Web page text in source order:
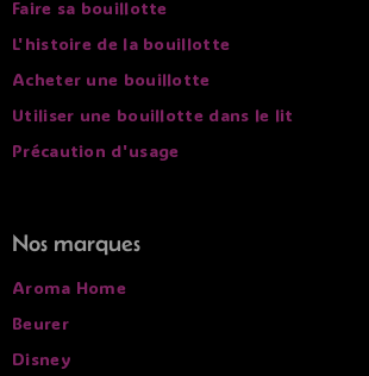
Faire sa bouillotte
L'histoire de la bouillotte
Acheter une bouillotte
Utiliser une bouillotte dans le lit
Précaution d'usage
Nos marques
Aroma Home
Beurer
Disney